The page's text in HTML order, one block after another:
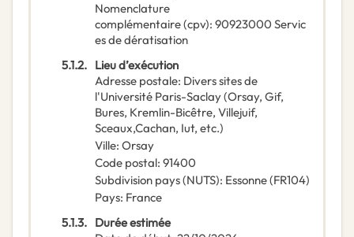
Nomenclature
complémentaire(cpv): 90923000 Servic
es de dératisation
5.1.2. Lieu d’exécution
Adresse postale: Divers sites de
l'Université Paris-Saclay (Orsay, Gif,
Bures, Kremlin-Bicêtre, Villejuif,
Sceaux,Cachan, Iut, etc.)
Ville: Orsay
Code postal: 91400
Subdivision pays (NUTS): Essonne(FR104)
Pays: France
5.1.3. Durée estimée